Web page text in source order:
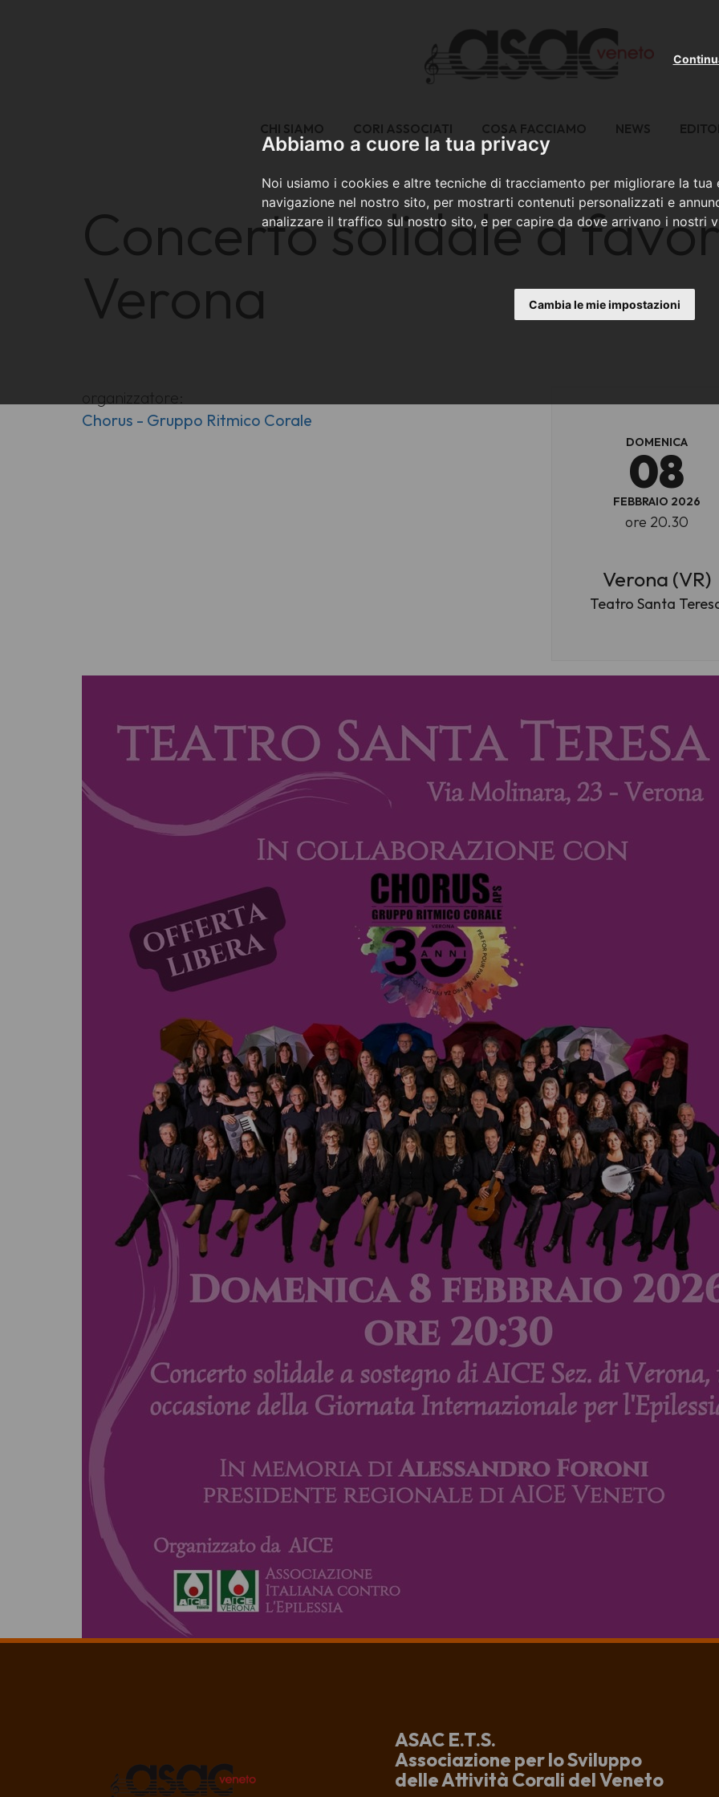
Abbiamo a cuore la tua privacy
Noi usiamo i cookies e altre tecniche di tracciamento per migliorare la tua
navigazione nel nostro sito, per mostrarti contenuti personalizzati e
analizzare il traffico sul nostro sito, e per capire da dove arrivano i nostri
Cambia le mie impostazioni
CHI SIAMO CORI ASSOCIATI COSA FACCIAMO NEWS
Concerto solidale a
Verona
organizzatore:
Chorus - Gruppo Ritmico Corale
DOMENICA
08
FEBBRAIO 2026
ore 20.30
Verona (VR)
Teatro Santa
ASAC E.T.S.
Associazione per lo Sviluppo
delle Attività Corali del Veneto